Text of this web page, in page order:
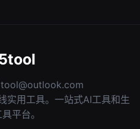
实用工具。一站式AI工具和生
平台。